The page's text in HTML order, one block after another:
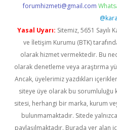
forumhizmeti@gmail.com
Yasal Uyarı: Sitemiz, 5651
ve İletişim Kurumu (BTK)
olarak hizmet vermektedir. Bu
olarak denetleme veya araştırma
Ancak, üyelerimiz yazdıkları
siteye üye olarak bu sorumluluğu
sitesi, herhangi bir marka, kurum
bulunmamaktadır. Sitede
paylaşılmaktadır. Burada yer alan